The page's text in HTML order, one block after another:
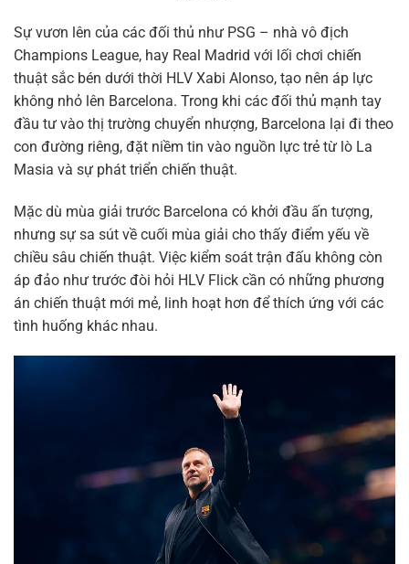
Sự vươn lên của các đối thủ như PSG – nhà vô địch
Champions League, hay Real Madrid với lối chơi chiến
thuật sắc bén dưới thời HLV Xabi Alonso, tạo nên áp lực
không nhỏ lên Barcelona. Trong khi các đối thủ mạnh tay
đầu tư vào thị trường chuyển nhượng, Barcelona lại đi theo
con đường riêng, đặt niềm tin vào nguồn lực trẻ từ lò La
Masia và sự phát triển chiến thuật.
Mặc dù mùa giải trước Barcelona có khởi đầu ấn tượng,
nhưng sự sa sút về cuối mùa giải cho thấy điểm yếu về
chiều sâu chiến thuật. Việc kiểm soát trận đấu không còn
áp đảo như trước đòi hỏi HLV Flick cần có những phương
án chiến thuật mới mẻ, linh hoạt hơn để thích ứng với các
tình huống khác nhau.